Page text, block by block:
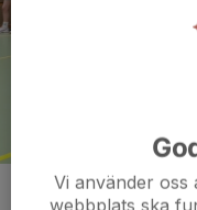
Kommentarer
Vi använder
webbplats ska